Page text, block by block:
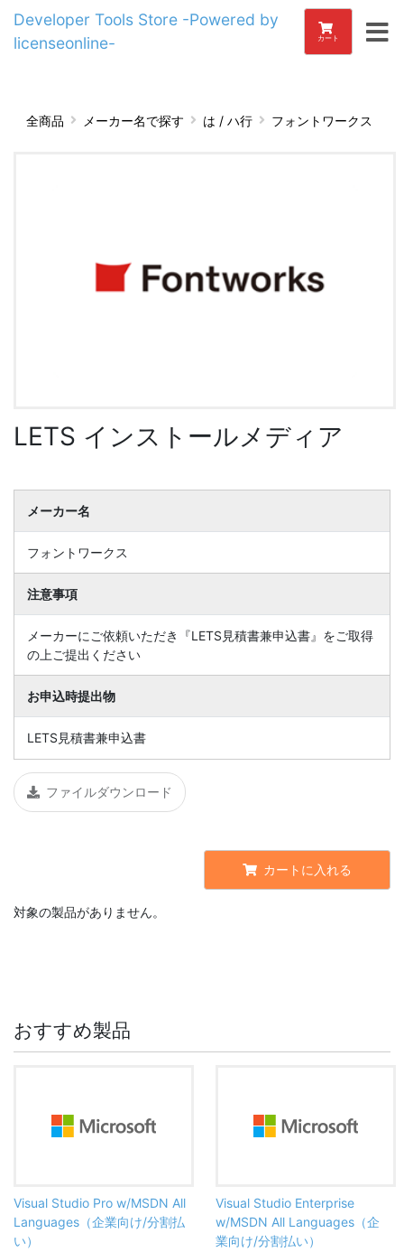
Developer Tools Store -Powered by
licenseonline-
カート
全商品 メーカー名で探す は / ハ行 フォントワークス
LETS インストールメディア
メーカー名
フォントワークス
注意事項
メーカーにご依頼いただき『LETS見積書兼申込書』をご取得
の上ご提出ください
お申込時提出物
LETS見積書兼申込書
ファイルダウンロード
カートに入れる
対象の製品がありません。
おすすめ製品
Visual Studio Pro w/MSDN All
Languages（企業向け/分割払
い）
Visual Studio Enterprise
w/MSDN All Languages（企
業向け/分割払い）